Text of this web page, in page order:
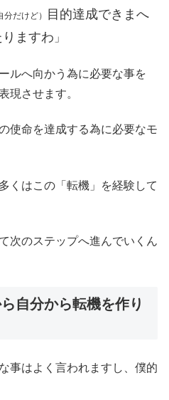
分だけど）
目的達成できまへ
ますわ 」
ルへ向かう為に必要な事を
現させます。
使命を達成する為に必要なモ
くはこの「転機」を経験して
次のステップへ進んでいくん
自分から転機を作り
事はよく言われますし、僕的